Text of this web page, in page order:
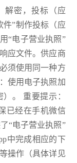
解密，投标（应
件”制作投标（应
“电子营业执照”
应文件。供应商
须使用同一种方
使用电子执照加
。 重要提示：
已经在手机微信
“电子营业执照”
中完成相应的下
操作（具体详见